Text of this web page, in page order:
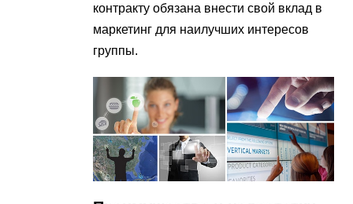
контракту обязана внести свой вклад в
маркетинг для наилучших интересов
группы.